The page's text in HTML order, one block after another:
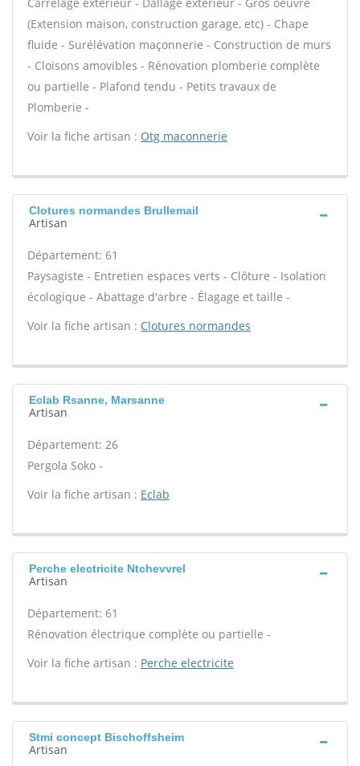
(Extension maison, construction garage, etc) - Chape
fluide - Surélévation maçonnerie - Construction de murs
- Cloisons amovibles - Rénovation plomberie complète
ou partielle - Plafond tendu - Petits travaux de
Plomberie -
Voir la fiche artisan : Otg maconnerie
Clotures normandes Brullemail
Artisan
Département: 61
Paysagiste - Entretien espaces verts - Clôture - Isolation
écologique - Abattage d'arbre - Élagage et taille -
Voir la fiche artisan : Clotures normandes
Eclab Rsanne, Marsanne
Artisan
Département: 26
Pergola Soko -
Voir la fiche artisan : Eclab
Perche electricite Ntchevvrel
Artisan
Département: 61
Rénovation électrique complète ou partielle -
Voir la fiche artisan : Perche electricite
Stmi concept Bischoffsheim
Artisan